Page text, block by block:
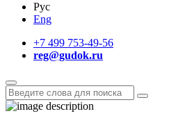
Рус
Eng
+7 499 753-49-56
reg@gudok.ru